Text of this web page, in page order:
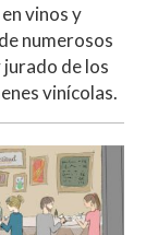
vinos y
numerosos
de los
vinícolas.